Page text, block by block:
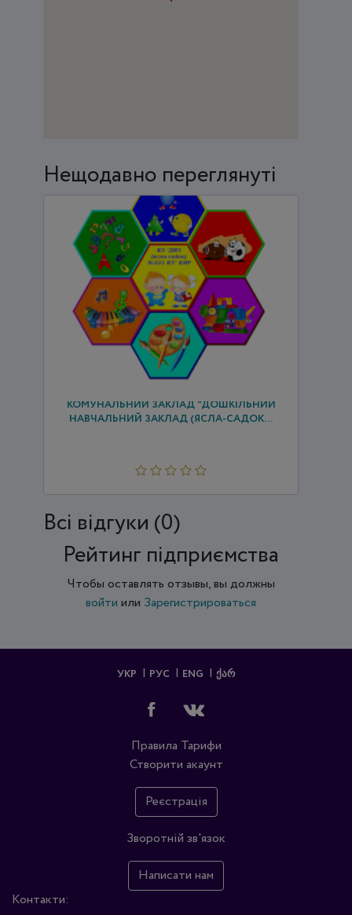
Нещодавно переглянуті
КОМУНАЛЬНИЙ ЗАКЛАД "ДОШКІЛЬНИЙ
НАВЧАЛЬНИЙ ЗАКЛАД (ЯСЛА-САДОК...
Всi відгуки (0)
Рейтинг підприємства
Чтобы оставлять отзывы, вы должны
войти или Зарегистрироваться
УКР РУС ENG ᲥᲐᲠ
Правила Тарифи
Створити акаунт
Реєстрація
Зворотній зв'язок
Написати нам
Контакти: